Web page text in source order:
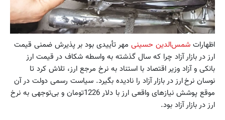
اظهارات شمس‌الدین حسینی مهر تأییدی بود بر پذیرش ضمنی قیمت
ارز در بازار آزاد چرا که سال گذشته به واسطه شکاف در قیمت ارز
بانکی و آزاد وزیر اقتصاد با استناد به نرخ مرجع ارز، تلاش کرد تا
نوسان نرخ ارز در بازار آزاد را نادیده بگیرد. سیاست رسمی دولت در آن
موقع پوشش نیازهای واقعی ارز با دلار 1226تومان و بی‌توجهی به نرخ
ارز در بازار آزاد بود.